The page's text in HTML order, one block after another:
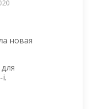
—
новая
i.